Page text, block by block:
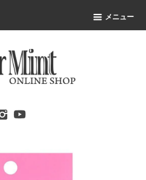
メニュー